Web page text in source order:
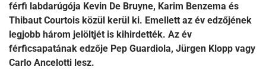
férfi labdarúgója Kevin De Bruyne, Karim Benzema és
Thibaut Courtois közül kerül ki. Emellett az év edzőjének
legjobb három jelöltjét is kihirdették. Az év
férficsapatának edzője Pep Guardiola, Jürgen Klopp vagy
Carlo Ancelotti lesz.